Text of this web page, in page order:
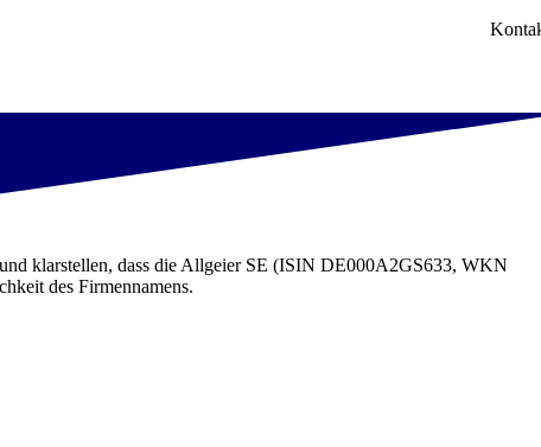
klarstellen, dass die Allgeier SE (ISIN DE000A2GS633, WKN
des Firmennamens.